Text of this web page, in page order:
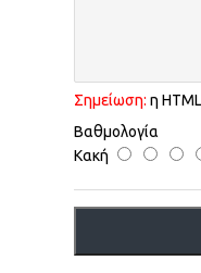
Σημείωση: η
Βαθμολογία
Κακή